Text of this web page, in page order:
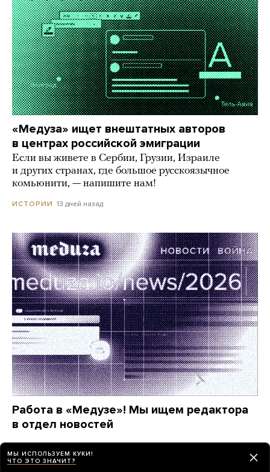
«Медуза» ищет внештатных авторов
в центрах российской эмиграции
Если вы живете в Сербии, Грузии, Израиле
и других странах, где большое русскоязычное
комьюнити, — напишите нам!
ИСТОРИИ 13 дней назад
Работа в «Медузе»! Мы ищем редактора
в отдел новостей
ИСТОРИИ месяц назад
МЫ ИСПОЛЬЗУЕМ КУКИ!
ЧТО ЭТО ЗНАЧИТ?